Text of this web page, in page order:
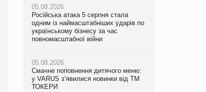
05.08.2026
Російська атака 5 серпня стала
одним із наймасштабніших ударів по
українському бізнесу за час
повномасштабної війни
05.08.2026
Смачне поповнення дитячого меню:
у VARUS з’явилися новинки від ТМ
ТОКЕРИ
05.08.2026
Сергій Лісунов про заморожені
хлібобулочні вироби на
04.08.2026
Через атаку РФ у Дніпрі пошкоджено
склад шоколаду Millennium
рекламі екологічних продуктів
05.08.2026
AstraZeneca обговорює найбільшу